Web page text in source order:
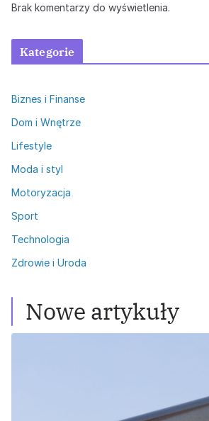
Brak komentarzy do wyświetlenia.
Kategorie
Biznes i Finanse
Dom i Wnętrze
Lifestyle
Moda i styl
Motoryzacja
Sport
Technologia
Zdrowie i Uroda
Nowe artykuły